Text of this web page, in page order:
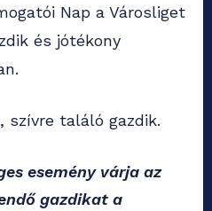
Nap a Városliget
és jótékony
szívre találó gazdik.
esemény várja az
gazdikat a